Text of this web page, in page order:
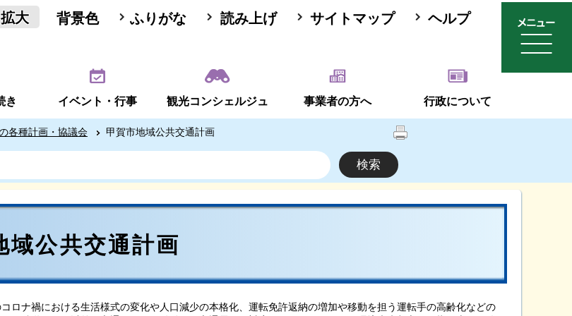
拡大 背景色 ふりがな 読み上げ サイトマップ ヘルプ
き イベント・行事 観光コンシェルジュ 事業者の方へ 行政について
各種計画・協議会 甲賀市地域公共交通計画
域公共交通計画
ロナ禍における生活様式の変化や人口減少の本格化、運転免許返納の増加や移動を担う運転手の高齢化などの